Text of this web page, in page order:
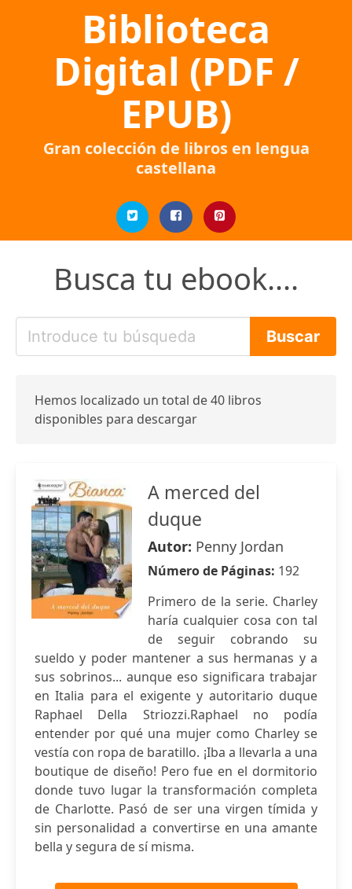
Biblioteca
Digital (PDF /
EPUB)
Gran colección de libros en lengua
castellana
Busca tu ebook....
Hemos localizado un total de 40 libros
disponibles para descargar
A merced del
duque
Autor: Penny Jordan
Número de Páginas: 192
Primero de la serie. Charley
haría cualquier cosa con tal
de seguir cobrando su
sueldo y poder mantener a sus hermanas y a
sus sobrinos... aunque eso significara trabajar
en Italia para el exigente y autoritario duque
Raphael Della Striozzi.Raphael no podía
entender por qué una mujer como Charley se
vestía con ropa de baratillo. ¡Iba a llevarla a una
boutique de diseño! Pero fue en el dormitorio
donde tuvo lugar la transformación completa
de Charlotte. Pasó de ser una virgen tímida y
sin personalidad a convertirse en una amante
bella y segura de sí misma.